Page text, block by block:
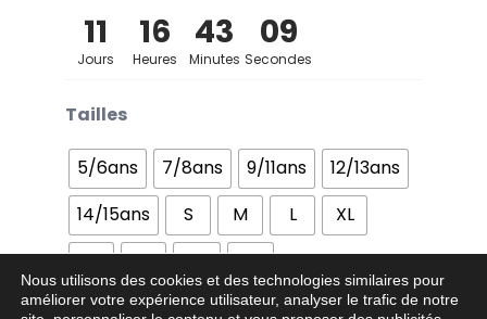
11
Jours
16
Heures
43
Minutes
09
Secondes
Tailles
5/6ans 7/8ans 9/11ans
12/13ans
14/15ans
S M L
XL
2XL
3XL 4XL 5XL
Nous utilisons des cookies et des technologies similaires pour
améliorer votre expérience utilisateur, analyser le trafic de notre